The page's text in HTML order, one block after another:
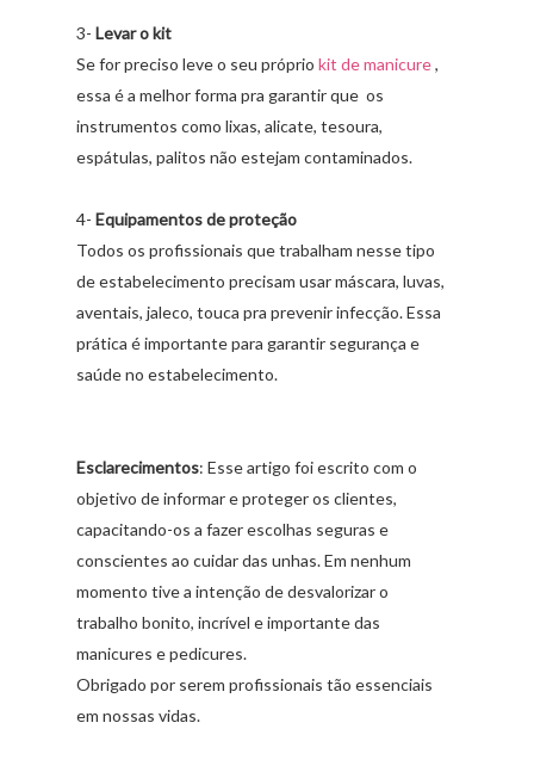
3- Levarokit
Se for preciso leve o seu próprio kit de manicure,
essa é a melhor forma pra garantir que os
instrumentos como lixas, alicate, tesoura,
espátulas, palitos não estejam contaminados.
4- Equipamentosdeproteção
Todos os profissionais que trabalham nesse tipo
de estabelecimento precisam usar máscara, luvas,
aventais, jaleco, touca pra prevenir infecção. Essa
prática é importante para garantir segurança e
saúde no estabelecimento.
Esclarecimentos: Esse artigo foi escrito com o
objetivo de informar e proteger os clientes,
capacitando-os a fazer escolhas seguras e
conscientes ao cuidar das unhas. Em nenhum
momento tive a intenção de desvalorizar o
trabalho bonito, incrível e importante das
manicures e pedicures.
Obrigado por serem profissionais tão essenciais
em nossas vidas.